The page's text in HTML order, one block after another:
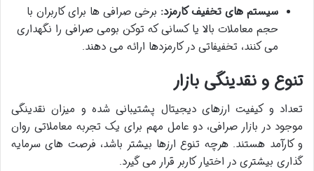
سیستم های تخفیف کارمزد: برخی صرافی ها برای کاربران با
حجم معاملات بالا یا کسانی که توکن بومی صرافی را نگهداری
می کنند، تخفیفاتی در کارمزدها ارائه می دهند.
تنوع و نقدینگی بازار
تعداد و کیفیت ارزهای دیجیتال پشتیبانی شده و میزان نقدینگی
موجود در بازار صرافی، دو عامل مهم برای یک تجربه معاملاتی روان
و کارآمد هستند. هرچه تنوع ارزها بیشتر باشد، فرصت های سرمایه
گذاری بیشتری در اختیار کاربر قرار می گیرد.